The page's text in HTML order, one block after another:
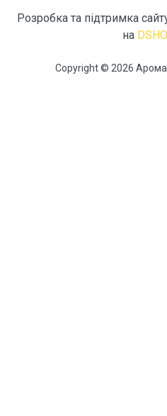
Copyright © 2026 Арома.
Розробка та підтримка
на